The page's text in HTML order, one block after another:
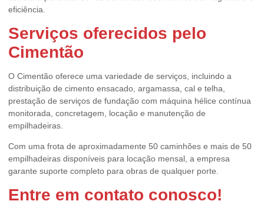
eficiência.
Serviços oferecidos pelo
Cimentão
O Cimentão oferece uma variedade de serviços, incluindo a
distribuição de cimento ensacado, argamassa, cal e telha,
prestação de serviços de fundação com máquina hélice contínua
monitorada, concretagem, locação e manutenção de
empilhadeiras.
Com uma frota de aproximadamente 50 caminhões e mais de 50
empilhadeiras disponíveis para locação mensal, a empresa
garante suporte completo para obras de qualquer porte.
Entre em contato conosco!